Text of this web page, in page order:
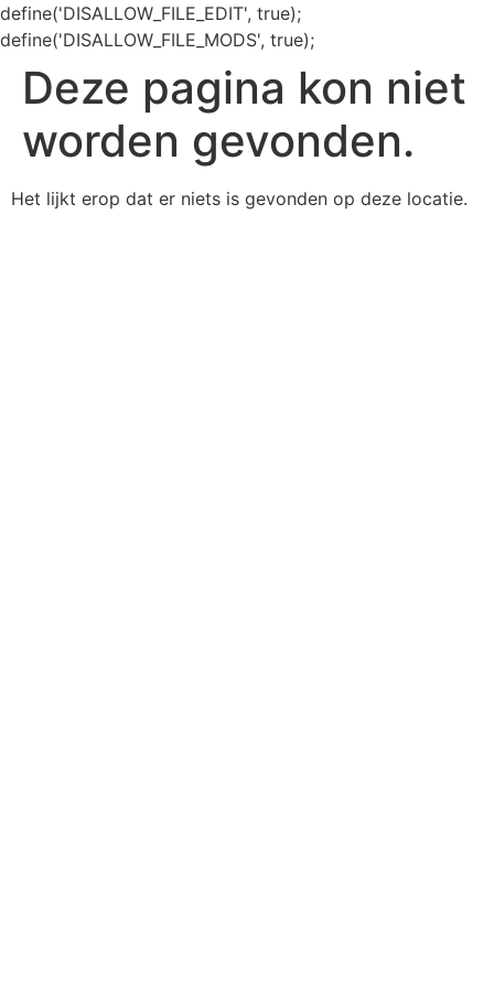
define('DISALLOW_FILE_EDIT', true);
define('DISALLOW_FILE_MODS', true);
Deze pagina kon niet
worden gevonden.
Het lijkt erop dat er niets is gevonden op deze locatie.